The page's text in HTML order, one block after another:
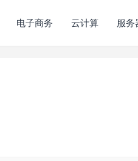
电子商务 云计算 服务